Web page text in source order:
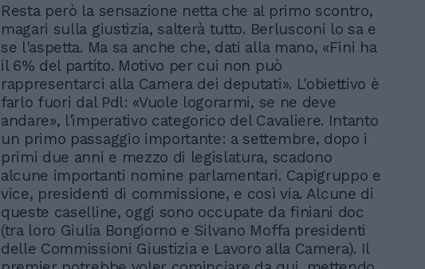
Resta però la sensazione netta che al primo scontro,
magari sulla giustizia, salterà tutto. Berlusconi lo sa e
se l'aspetta. Ma sa anche che, dati alla mano, «Fini ha
il 6% del partito. Motivo per cui non può
rappresentarci alla Camera dei deputati». L'obiettivo è
farlo fuori dal Pdl: «Vuole logorarmi, se ne deve
andare», l'imperativo categorico del Cavaliere. Intanto
un primo passaggio importante: a settembre, dopo i
primi due anni e mezzo di legislatura, scadono
alcune importanti nomine parlamentari. Capigruppo e
vice, presidenti di commissione, e così via. Alcune di
queste caselline, oggi sono occupate da finiani doc
(tra loro Giulia Bongiorno e Silvano Moffa presidenti
delle Commissioni Giustizia e Lavoro alla Camera). Il